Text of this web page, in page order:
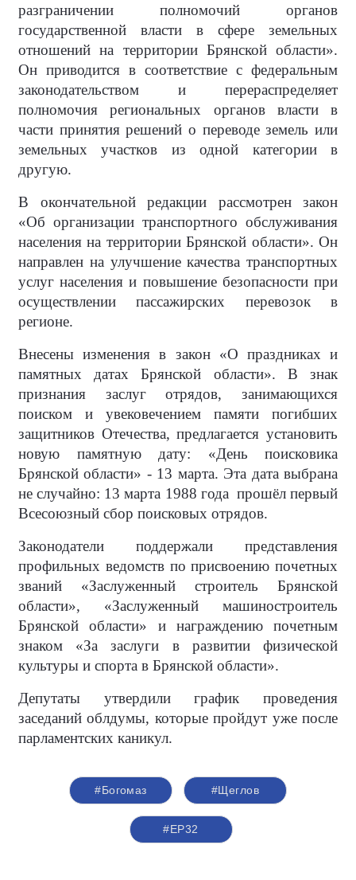
разграничении полномочий органов
государственной власти в сфере земельных
отношений на территории Брянской области».
Он приводится в соответствие с федеральным
законодательством и перераспределяет
полномочия региональных органов власти в
части принятия решений о переводе земель или
земельных участков из одной категории в
другую.
В окончательной редакции рассмотрен закон
«Об организации транспортного обслуживания
населения на территории Брянской области». Он
направлен на улучшение качества транспортных
услуг населения и повышение безопасности при
осуществлении пассажирских перевозок в
регионе.
Внесены изменения в закон «О праздниках и
памятных датах Брянской области». В знак
признания заслуг отрядов, занимающихся
поиском и увековечением памяти погибших
защитников Отечества, предлагается установить
новую памятную дату: «День поисковика
Брянской области» - 13 марта. Эта дата выбрана
не случайно: 13 марта 1988 года прошёл первый
Всесоюзный сбор поисковых отрядов.
Законодатели поддержали представления
профильных ведомств по присвоению почетных
званий «Заслуженный строитель Брянской
области», «Заслуженный машиностроитель
Брянской области» и награждению почетным
знаком «За заслуги в развитии физической
культуры и спорта в Брянской области».
Депутаты утвердили график проведения
заседаний облдумы, которые пройдут уже после
парламентских каникул.
#Богомаз #Щеглов
#ЕР32